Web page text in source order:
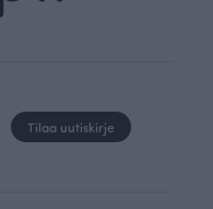
Tilaa uutiskirje